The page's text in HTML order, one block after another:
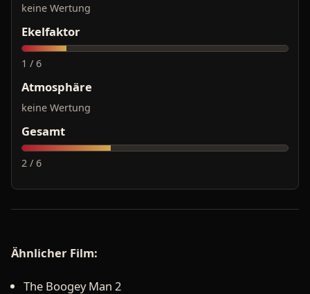
keine Wertung
Ekelfaktor
1 / 6
Atmosphäre
keine Wertung
Gesamt
2 / 6
Ähnlicher Film:
The Boogey Man 2